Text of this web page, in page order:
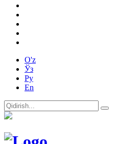
O'z
Ўз
Ру
En